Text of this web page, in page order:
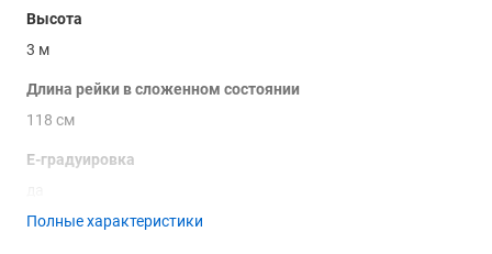
Высота
3 м
Длина рейки в сложенном состоянии
118 см
Е-градуировка
Миллиметровая шкала
Полные характеристики